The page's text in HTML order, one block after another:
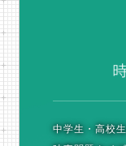
中学生・高校